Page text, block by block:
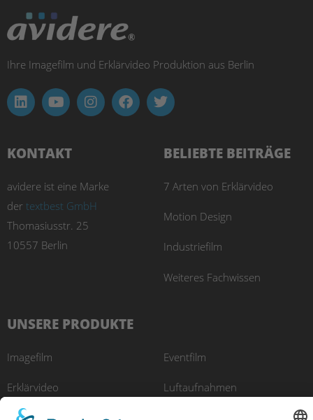
Ihre Imagefilm und Erklärvideo Produktion aus Berlin
KONTAKT
avidere ist eine Marke
der textbest GmbH
Thomasiusstr. 25
10557 Berlin
BELIEBTE BEITRÄGE
7 Arten von Erklärvideo
Motion Design
Industriefilm
Weiteres Fachwissen
UNSERE PRODUKTE
Imagefilm
Erklärvideo
Recruitingfilm
Eventfilm
Luftaufnahmen